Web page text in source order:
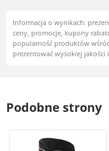
Informacja o wynikach:
ceny, promocje, kupony
popularność produktów
prezentować wysokiej jakości
Podobne strony